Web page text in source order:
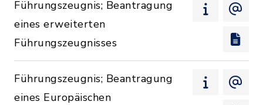
Führungszeugnis; Beantragung
eines erweiterten
Führungszeugnisses
Führungszeugnis; Beantragung
eines Europäischen